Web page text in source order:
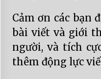
Cảm ơn các bạn
bài viết và giới
người, và tích
thêm động lực